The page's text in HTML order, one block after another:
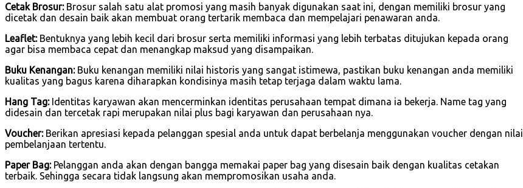
Cetak Brosur:Brosur salah satu alat promosi yang masih banyak digunakan saat ini, dengan memiliki brosur yang
dicetak dan desain baik akan membuat orang tertarik membaca dan mempelajari penawaran anda.
Leaflet:Bentuknya yang lebih kecil dari brosur serta memiliki informasi yang lebih terbatas ditujukan kepada orang
agar bisa membaca cepat dan menangkap maksud yang disampaikan.
Buku Kenangan:Buku kenangan memiliki nilai historis yang sangat istimewa, pastikan buku kenangan anda memiliki
kualitas yang bagus karena diharapkan kondisinya masih tetap terjaga dalam waktu lama.
Hang Tag:Identitas karyawan akan mencerminkan identitas perusahaan tempat dimana ia bekerja. Name tag yang
didesain dan tercetak rapi merupakan nilai plus bagi karyawan dan perusahaan nya.
Voucher:Berikan apresiasi kepada pelanggan spesial anda untuk dapat berbelanja menggunakan voucher dengan nilai
pembelanjaan tertentu.
Paper Bag:Pelanggan anda akan dengan bangga memakai paper bag yang disesain baik dengan kualitas cetakan
terbaik. Sehingga secara tidak langsung akan mempromosikan usaha anda.